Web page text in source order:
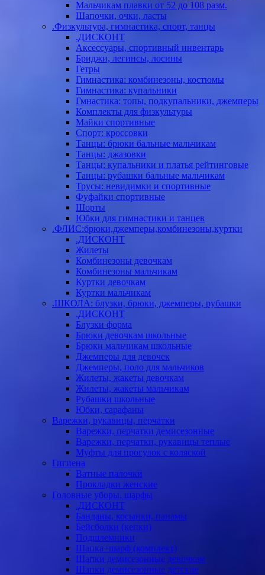
Мальчикам плавки от 52 до 108 разм.
Шапочки, очки, ласты
.Физкультура, гимнастика, спорт, танцы
.ДИСКОНТ
Аксессуары, спортивный инвентарь
Бриджи, легинсы, лосины
Гетры
Гимнастика: комбинезоны, костюмы
Гимнастика: купальники
Гмнастика: топы, подкупальники, джемперы
Комплекты для физкультуры
Майки спортивные
Спорт: кроссовки
Танцы: брюки бальные мальчикам
Танцы: джазовки
Танцы: купальники и платья рейтинговые
Танцы: рубашки бальные мальчикам
Трусы: невидимки и спортивные
Фуфайки спортивные
Шорты
Юбки для гимнастики и танцев
.ФЛИС:брюки,джемперы,комбинезоны,куртки
.ДИСКОНТ
Жилеты
Комбинезоны девочкам
Комбинезоны мальчикам
Куртки девочкам
Куртки мальчикам
.ШКОЛА: блузки, брюки, джемперы, рубашки
.ДИСКОНТ
Блузки форма
Брюки девочкам школьные
Брюки мальчикам школьные
Джемперы для девочек
Джемперы, поло для мальчиков
Жилеты, жакеты девочкам
Жилеты, жакеты мальчикам
Рубашки школьные
Юбки, сарафаны
Варежки, рукавицы, перчатки
Варежки, перчатки демисезонные
Варежки, перчатки, рукавицы теплые
Муфты для прогулок с коляской
Гигиена
Ватные палочки
Прокладки женские
Головные уборы, шарфы
.ДИСКОНТ
Банданы, косынки, панамы
Бейсболки (кепки)
Подшлемники
Шапка+шарф (комплект)
Шапки демисезонные девочкам
Шапки демисезонные детские